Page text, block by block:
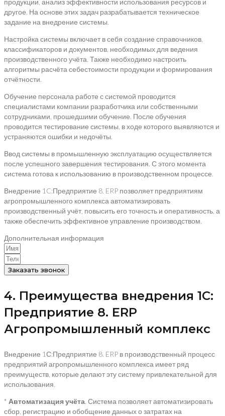
другое. На основе этих задач разрабатывается техническое
задание на внедрение системы.
Настройка системы включает в себя создание справочников,
классификаторов и документов, необходимых для ведения
производственного учёта. Также необходимо настроить
алгоритмы расчёта себестоимости продукции и формирования
отчётности.
Обучение персонала работе с системой проводится
специалистами компании разработчика или собственными
сотрудниками, прошедшими обучение. После обучения
проводится тестирование системы, в ходе которого выявляются и
устраняются ошибки и недочёты.
Ввод системы в промышленную эксплуатацию осуществляется
после успешного завершения тестирования. С этого момента
система готова к использованию в производственном процессе.
Внедрение 1C:Предприятие 8. ERP позволяет предприятиям
агропромышленного комплекса автоматизировать
производственный учёт, повысить его точность и оперативность, а
также обеспечить эффективное управление производством.
Дополнительная информация
Заказать звонок
4. Преимущества внедрения 1C:
Предприятие 8. ERP
Агропромышленный комплекс
Внедрение 1С:Предприятие 8. ERP в производственный процесс
предприятий агропромышленного комплекса имеет ряд
преимуществ, которые делают эту систему привлекательной для
использования.
* Автоматизация учёта. Система позволяет автоматизировать
сбор, регистрацию и обобщение данных о затратах на